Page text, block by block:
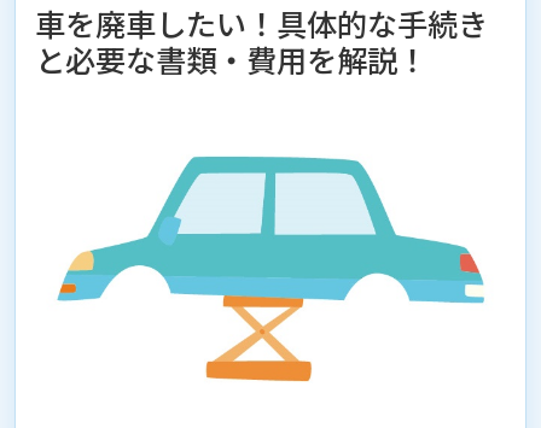
車を廃車したい！具体的な手続き
と必要な書類・費用を解説！